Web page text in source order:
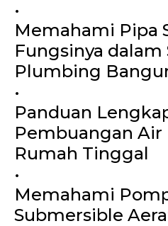
•
Memahami Pipa
Fungsinya dalam
Plumbing
•
Panduan
Pembuangan
Rumah Tinggal
•
Memahami
Submersible